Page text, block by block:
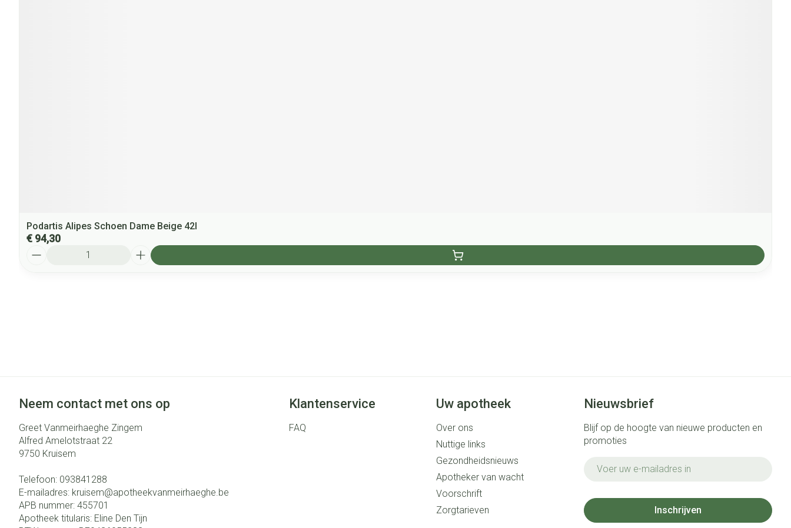
Podartis Alipes Schoen Dame Beige 42l
€ 94,30
Neem contact met ons op
Greet Vanmeirhaeghe Zingem
Alfred Amelotstraat 22
9750 Kruisem
Telefoon: 093841288
E-mailadres: kruisem@apotheekvanmeirhaeghe.be
APB nummer: 455701
Apotheek titularis: Eline Den Tijn
Klantenservice
FAQ
Uw apotheek
Over ons
Nuttige links
Gezondheidsnieuws
Apotheker van wacht
Voorschrift
Zorgtarieven
Nieuwsbrief
Blijf op de hoogte van nieuwe producten en
promoties
Inschrijven